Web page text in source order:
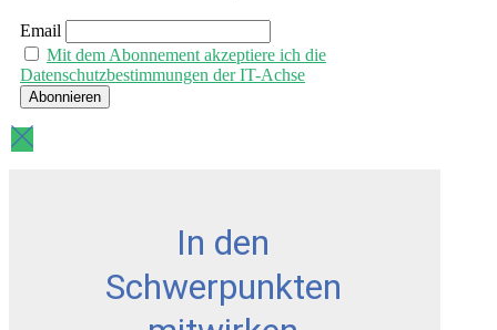
Email
Mit dem Abonnement akzeptiere ich die
Datenschutzbestimmungen der IT-Achse
In den
Schwerpunkten